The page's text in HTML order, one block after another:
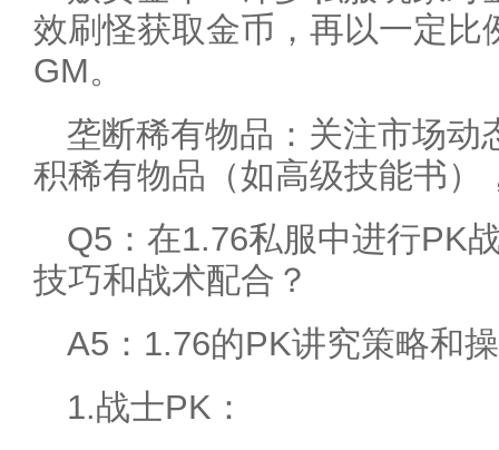
效刷怪获取金币，再以一定比
GM。
垄断稀有物品：关注市场动
积稀有物品（如高级技能书）
Q5：在1.76私服中进行PK
技巧和战术配合？
A5：1.76的PK讲究策略和
1.战士PK：